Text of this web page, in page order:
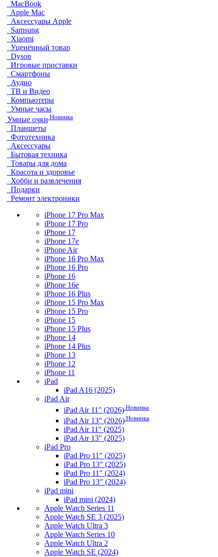
MacBook
Apple Mac
Аксессуары Apple
Samsung
Xiaomi
Уценённый товар
Dyson
Игровые приставки
Смартфоны
Аудио
ТВ и Видео
Компьютеры
Умные часы
Умные очки Новинка
Планшеты
Фототехника
Аксессуары
Бытовая техника
Товары для дома
Красота и здоровье
Хобби и развлечения
Подарки
Ремонт электроники
iPhone 17 Pro Max
iPhone 17 Pro
iPhone 17
iPhone 17e
iPhone Air
iPhone 16 Pro Max
iPhone 16 Pro
iPhone 16
iPhone 16e
iPhone 16 Plus
iPhone 15 Pro Max
iPhone 15 Pro
iPhone 15
iPhone 15 Plus
iPhone 14
iPhone 14 Plus
iPhone 13
iPhone 12
iPhone 11
iPad
iPad A16 (2025)
iPad Air
iPad Air 11" (2026) Новинка
iPad Air 13" (2026) Новинка
iPad Air 11" (2025)
iPad Air 13" (2025)
iPad Pro
iPad Pro 11" (2025)
iPad Pro 13" (2025)
iPad Pro 11" (2024)
iPad Pro 13" (2024)
iPad mini
iPad mini (2024)
Apple Watch Series 11
Apple Watch SE 3 (2025)
Apple Watch Ultra 3
Apple Watch Series 10
Apple Watch Ultra 2
Apple Watch SE (2024)